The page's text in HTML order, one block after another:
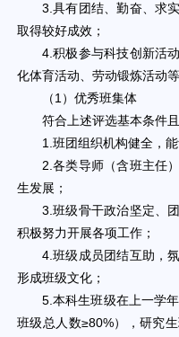
3.具有团结、勤奋、求
取得较好成效；
4.积极参与科技创新活
化体育活动、劳动锻炼活动等
（1）优秀班集体
符合上述评选基本条件
1.班团组织机构健全，
2.各类导师（含班主任
生发展；
3.班级骨干政治坚定、
积极努力开展各项工作；
4.班级成员团结互助，
形成班级文化；
5.本科生班级在上一学
班级总人数≥80%），研究